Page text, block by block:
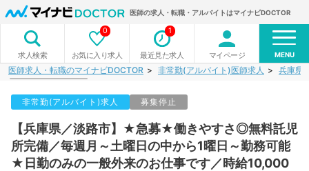
医師の求人・転職・アルバイトはマイナビDOCTOR
求人検索 お気に入り求人
0
最近見た求人
1
マイページ MENU
医師求人・転職のマイナビDOCTOR 非常勤(アルバイト)医師求人 兵庫県
非常勤(アルバイト)求人 募集停止
【兵庫県／淡路市】★急募★働きやすさ◎無料託児
所完備／毎週月～土曜日の中から1曜日～勤務可能
★日勤のみの一般外来のお仕事です／時給10,000